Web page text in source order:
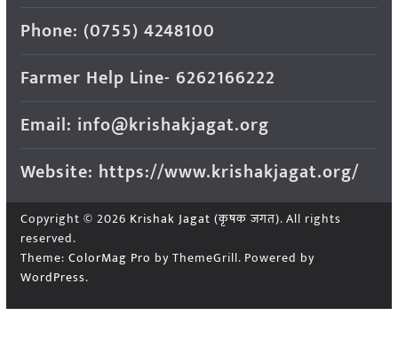
Phone: (0755) 4248100
Farmer Help Line- 6262166222
Email: info@krishakjagat.org
Website: https://www.krishakjagat.org/
Copyright © 2026 Krishak Jagat (कृषक जगत). All rights
reserved.
Theme: ColorMag Pro by ThemeGrill. Powered by
WordPress.